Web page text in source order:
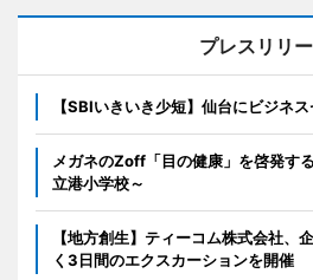
プレスリリ
【SBIいきいき少短】仙台にビジネ
メガネのZoff「目の健康」を啓発す
立港小学校～
【地方創生】ティーコム株式会社、
く3日間のエクスカーションを開催